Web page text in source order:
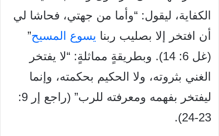
الكفاية، ليقول: “وأما من جهتي، فحاشا لي
أن افتخر إلا بصليب ربنا يسوع المسيح”
(غل 6: 14). وبطريقةٍ مماثلةٍ: “لا يفتخر
الغني بثروته، ولا الحكيم بحكمته، وإنما
ليفتخر بفهمه ومعرفته للرب” (راجع إر 9:
23-24).